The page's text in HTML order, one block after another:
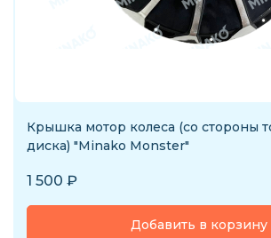
Крышка мотор колеса (со стороны
диска) "Minako Monster"
1 500 ₽
Добавить в корзину